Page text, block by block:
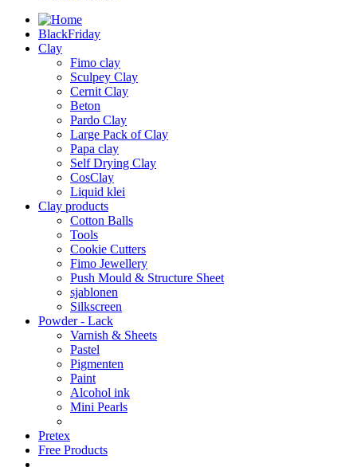
BlackFriday
Clay
Fimo clay
Sculpey Clay
Cernit Clay
Beton
Pardo Clay
Large Pack of Clay
Papa clay
Self Drying Clay
CosClay
Liquid klei
Clay products
Cotton Balls
Tools
Cookie Cutters
Fimo Jewellery
Push Mould & Structure Sheet
sjablonen
Silkscreen
Powder - Lack
Varnish & Sheets
Pastel
Pigmenten
Paint
Alcohol ink
Mini Pearls
Pretex
Free Products